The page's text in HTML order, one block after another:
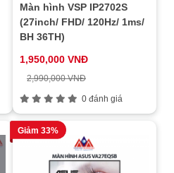
Màn hình VSP IP2702S
(27inch/ FHD/ 120Hz/ 1ms/
BH 36TH)
1,950,000 VNĐ
2,990,000 VNĐ
0 đánh giá
Giảm 33%